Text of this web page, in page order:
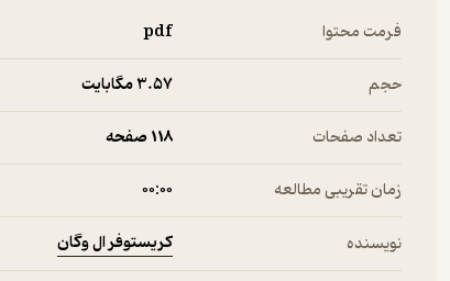
فرمت محتوا pdf
حجم 3.۵۷ مگابایت
تعداد صفحات 118 صفحه
زمان تقریبی مطالعه ۰۰:۰۰
نویسنده کریستوفر ال وگان